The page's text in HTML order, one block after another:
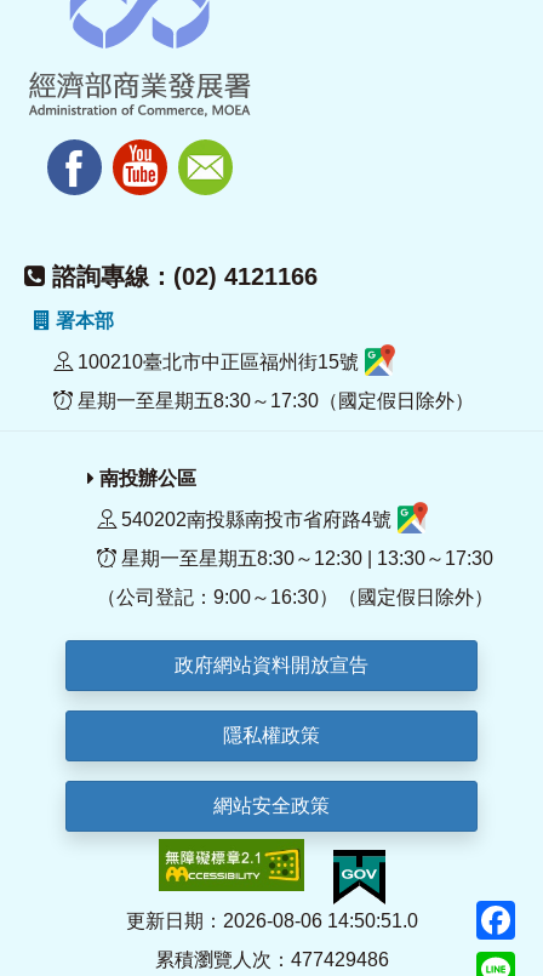
諮詢專線：(02) 4121166
署本部
100210臺北市中正區福州街15號
星期一至星期五8:30～17:30（國定假日除外）
南投辦公區
540202南投縣南投市省府路4號
星期一至星期五8:30～12:30 | 13:30～17:30
（公司登記：9:00～16:30）（國定假日除外）
政府網站資料開放宣告
隱私權政策
網站安全政策
更新日期：2026-08-06 14:50:51.0
累積瀏覽人次：477429486